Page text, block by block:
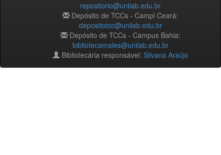
repositorio@unilab.edu.br
Depósito de TCCs - Campi Ceará:
depositotcc@unilab.edu.br
Depósito de TCCs - Campus Bahia:
bibliotecamales@unilab.edu.br
Bibliotecária responsável: Silvana Araújo